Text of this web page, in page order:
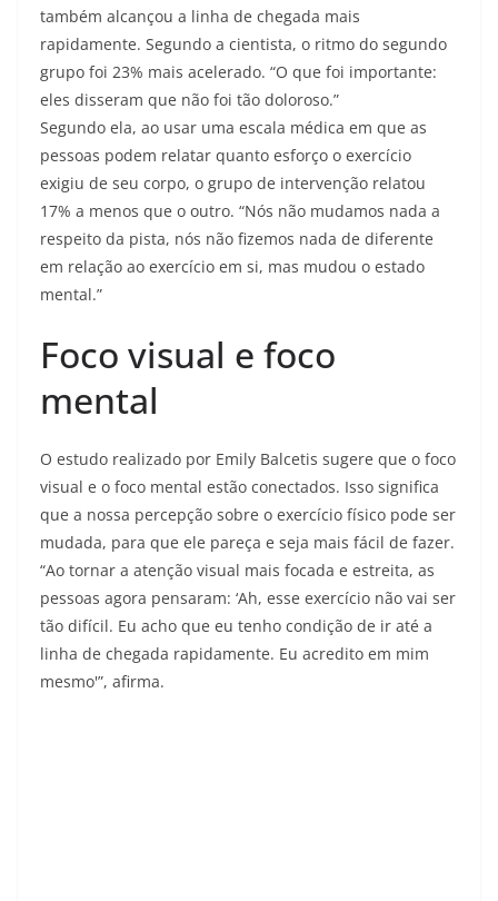
também alcançou a linha de chegada mais
rapidamente. Segundo a cientista, o ritmo do segundo
grupo foi 23% mais acelerado. “O que foi importante:
eles disseram que não foi tão doloroso.”
Segundo ela, ao usar uma escala médica em que as
pessoas podem relatar quanto esforço o exercício
exigiu de seu corpo, o grupo de intervenção relatou
17% a menos que o outro. “Nós não mudamos nada a
respeito da pista, nós não fizemos nada de diferente
em relação ao exercício em si, mas mudou o estado
mental.”
Foco visual e foco
mental
O estudo realizado por Emily Balcetis sugere que o foco
visual e o foco mental estão conectados. Isso significa
que a nossa percepção sobre o exercício físico pode ser
mudada, para que ele pareça e seja mais fácil de fazer.
“Ao tornar a atenção visual mais focada e estreita, as
pessoas agora pensaram: ‘Ah, esse exercício não vai ser
tão difícil. Eu acho que eu tenho condição de ir até a
linha de chegada rapidamente. Eu acredito em mim
mesmo'”, afirma.